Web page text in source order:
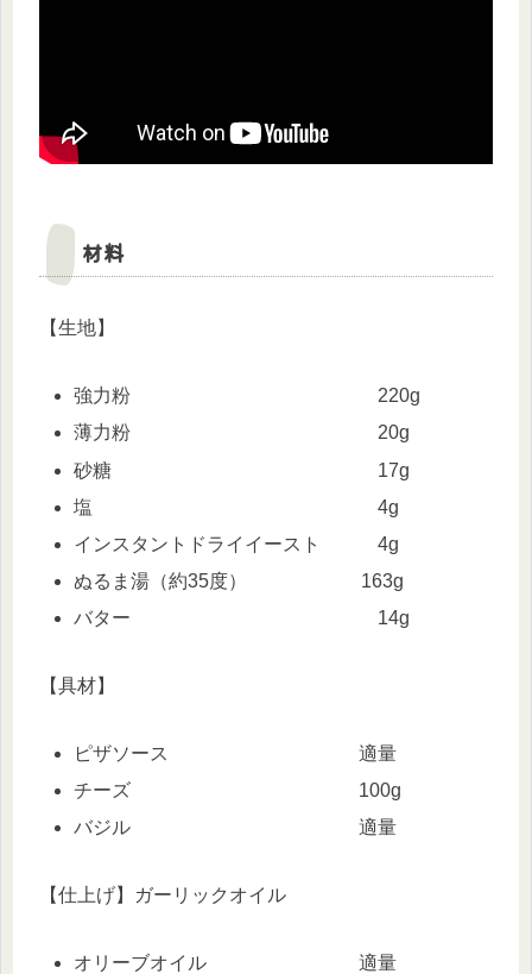
材料
【生地】
強力粉 220g
薄力粉 20g
砂糖 17g
塩 4g
インスタントドライイースト 4g
ぬるま湯（約35度） 163g
バター 14g
【具材】
ピザソース 適量
チーズ 100g
バジル 適量
【仕上げ】ガーリックオイル
オリーブオイル 適量